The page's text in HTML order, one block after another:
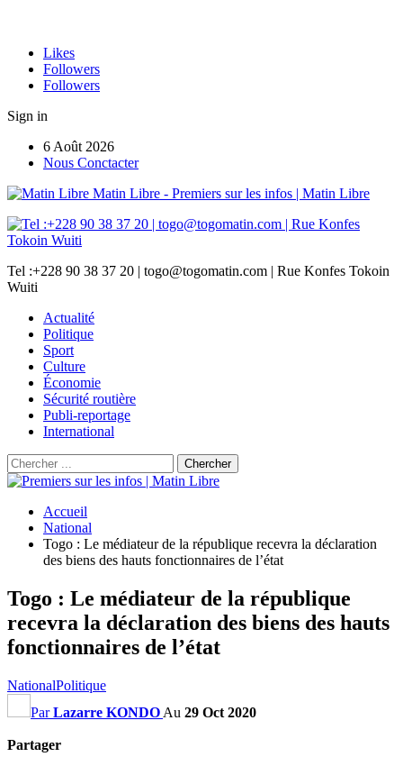
Likes
Followers
Followers
Sign in
6 Août 2026
Nous Conctacter
Matin Libre - Premiers sur les infos | Matin Libre
Tel :+228 90 38 37 20 | togo@togomatin.com | Rue Konfes Tokoin
Wuiti
Actualité
Politique
Sport
Culture
Économie
Sécurité routière
Publi-reportage
International
Accueil
National
Togo : Le médiateur de la république recevra la déclaration
des biens des hauts fonctionnaires de l’état
Togo : Le médiateur de la république
recevra la déclaration des biens des hauts
fonctionnaires de l’état
NationalPolitique
ParLazarre KONDO Au 29 Oct 2020
Partager